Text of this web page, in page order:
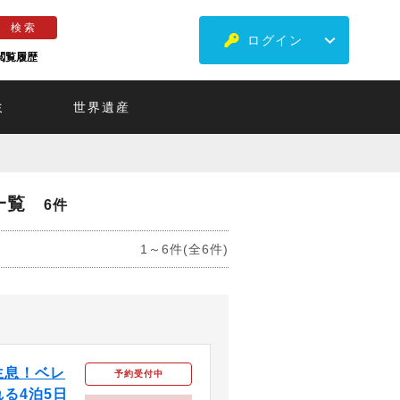
覧履歴
ログイン
世界遺産
覧 6件
1～6件(全6件)
！ベレ
4泊5日
予約受付中